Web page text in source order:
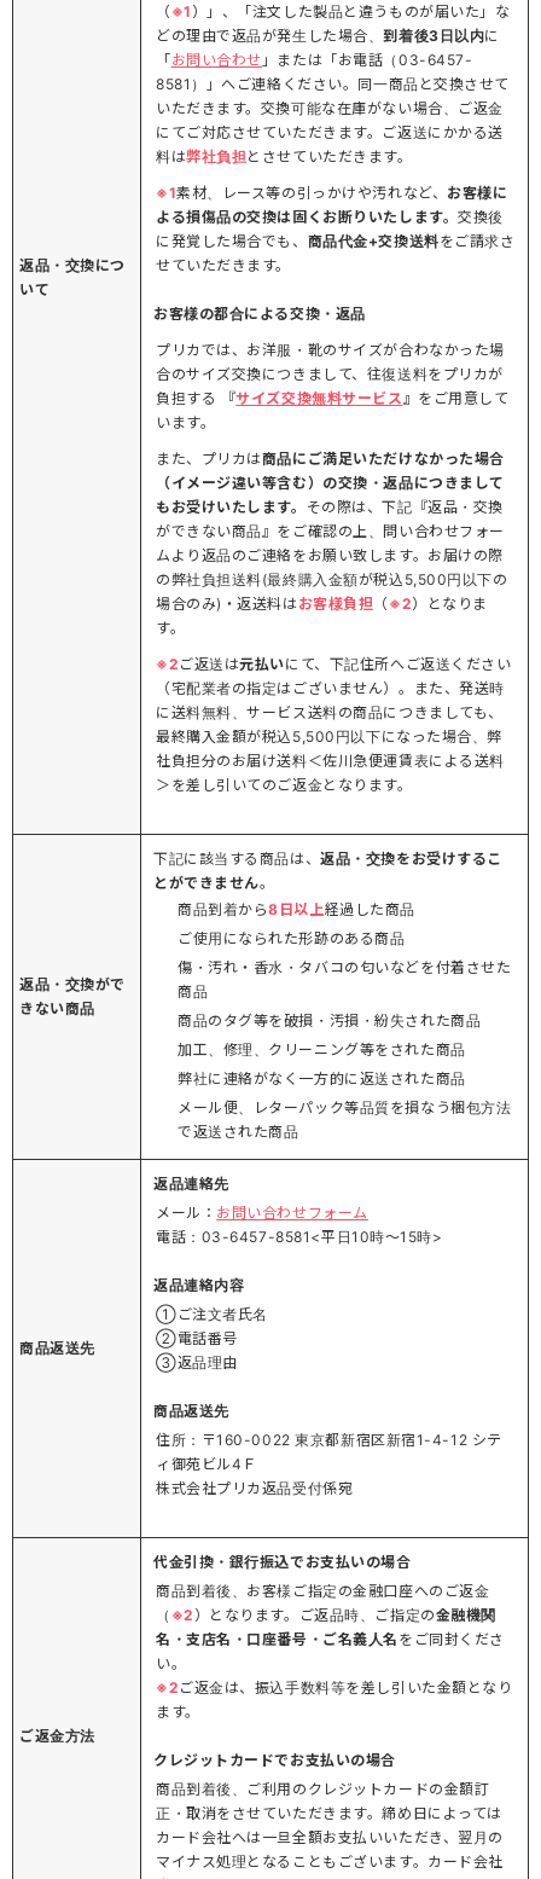
返品・交換につ
いて
（ ※1 ）」、「注文した製品と違うものが届いた」な
どの理由で返品が発生した場合、 到着後3日以内に
「お問い合わせ 」または「お電話（03-6457-
8581）」へご連絡ください。同一商品と交換させて
いただきます。交換可能な在庫がない場合、ご返金
にてご対応させていただきます。ご返送にかかる送
料は弊社負担 とさせていただきます。
※1素材、レース等の引っかけや汚れなど、 お客様に
よる損傷品の交換は固くお断りいたします。交換後
に発覚した場合でも、 商品代金+交換送料をご請求さ
せていただきます。
お客様の都合による交換・返品
プリカでは、お洋服・靴のサイズが合わなかった場
合のサイズ交換につきまして、往復送料をプリカが
負担する 『サイズ交換無料サービス 』をご用意して
います。
また、プリカは商品にご満足いただけなかった場合
（イメージ違い等含む）の交換・返品につきまして
もお受けいたします。 その際は、下記『返品・交換
ができない商品』をご確認の上、問い合わせフォー
ムより返品のご連絡をお願い致します。お届けの際
の弊社負担送料(最終購入金額が税込5,500円以下の
場合のみ)・返送料はお客様負担 （ ※2）となりま
す。
※2 ご返送は元払いにて、下記住所へご返送ください
（宅配業者の指定はございません）。また、発送時
に送料無料、サービス送料の商品につきましても、
最終購入金額が税込5,500円以下になった場合、弊
社負担分のお届け送料＜佐川急便運賃表による送料
＞を差し引いてのご返金となります。
返品・交換がで
きない商品
下記に該当する商品は、返品・交換をお受けするこ
とができません。
商品到着から8日以上経過した商品
ご使用になられた形跡のある商品
傷・汚れ・香水・タバコの匂いなどを付着させた
商品
商品のタグ等を破損・汚損・紛失された商品
加工、修理、クリーニング等をされた商品
弊社に連絡がなく一方的に返送された商品
メール便、レターパック等品質を損なう梱包方法
で返送された商品
商品返送先
返品連絡先
メール： お問い合わせフォーム
電話：03-6457-8581<平日10時～15時>
返品連絡内容
①ご注文者氏名
②電話番号
③返品理由
商品返送先
住所：〒160-0022 東京都新宿区新宿1-4-12 シテ
ィ御苑ビル4Ｆ
株式会社プリカ返品受付係宛
ご返金方法
代金引換・銀行振込でお支払いの場合
商品到着後、お客様ご指定の金融口座へのご返金
（ ※2 ）となります。ご返品時、ご指定の金融機関
名・支店名・口座番号・ご名義人名 をご同封くださ
い。
※2 ご返金は、振込手数料等を差し引いた金額となり
ます。
クレジットカードでお支払いの場合
商品到着後、ご利用のクレジットカードの金額訂
正・取消をさせていただきます。締め日によっては
カード会社へは一旦全額お支払いいただき、翌月の
マイナス処理となることもございます。カード会社